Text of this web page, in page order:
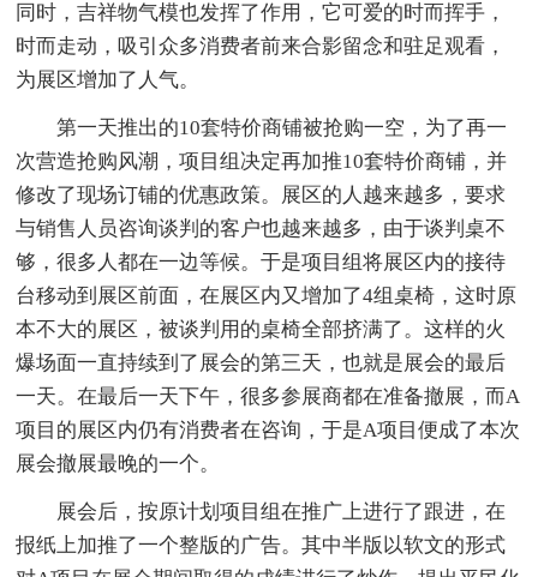
同时，吉祥物气模也发挥了作用，它可爱的时而挥手，
时而走动，吸引众多消费者前来合影留念和驻足观看，
为展区增加了人气。
第一天推出的10套特价商铺被抢购一空，为了再一
次营造抢购风潮，项目组决定再加推10套特价商铺，并
修改了现场订铺的优惠政策。展区的人越来越多，要求
与销售人员咨询谈判的客户也越来越多，由于谈判桌不
够，很多人都在一边等候。于是项目组将展区内的接待
台移动到展区前面，在展区内又增加了4组桌椅，这时原
本不大的展区，被谈判用的桌椅全部挤满了。这样的火
爆场面一直持续到了展会的第三天，也就是展会的最后
一天。在最后一天下午，很多参展商都在准备撤展，而A
项目的展区内仍有消费者在咨询，于是A项目便成了本次
展会撤展最晚的一个。
展会后，按原计划项目组在推广上进行了跟进，在
报纸上加推了一个整版的广告。其中半版以软文的形式